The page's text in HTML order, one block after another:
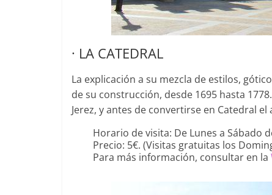
· LA CATEDRAL
La explicación a su mezcla de estilos,
de su construcción, desde 1695 hasta
Jerez, y antes de convertirse en Catedral
Horario de visita: De Lunes a Sábado
Precio: 5€. (Visitas gratuitas los
Para más información, consultar en la